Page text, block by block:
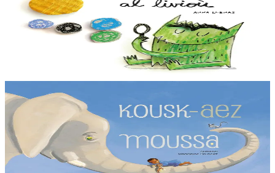
El Monstre de Colors
Le monstre des couleurs se sent tout barbouillé aujourd’hui. Ses
émotions sont sens dessus dessous ! Il ne comprend pas ce qui lui
TES
La sieste de Moussa
Moussa aimerait bien dormir mais les bruits d’une petite souris l’en
empêchent. Qui va donc pouvoir l’aider à se débarrasser de ce
rongeur ?...